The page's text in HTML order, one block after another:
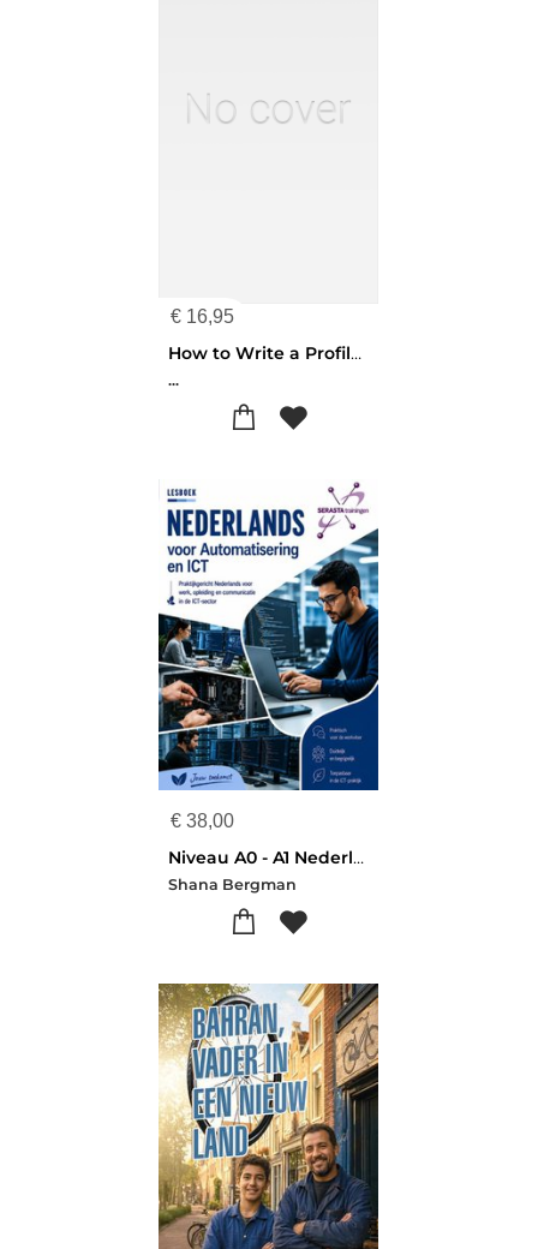
€ 16,95
How to Write a Profile Paper
...
€ 38,00
Niveau A0 - A1 Nederlands voor Automatisering en ICT
Shana Bergman